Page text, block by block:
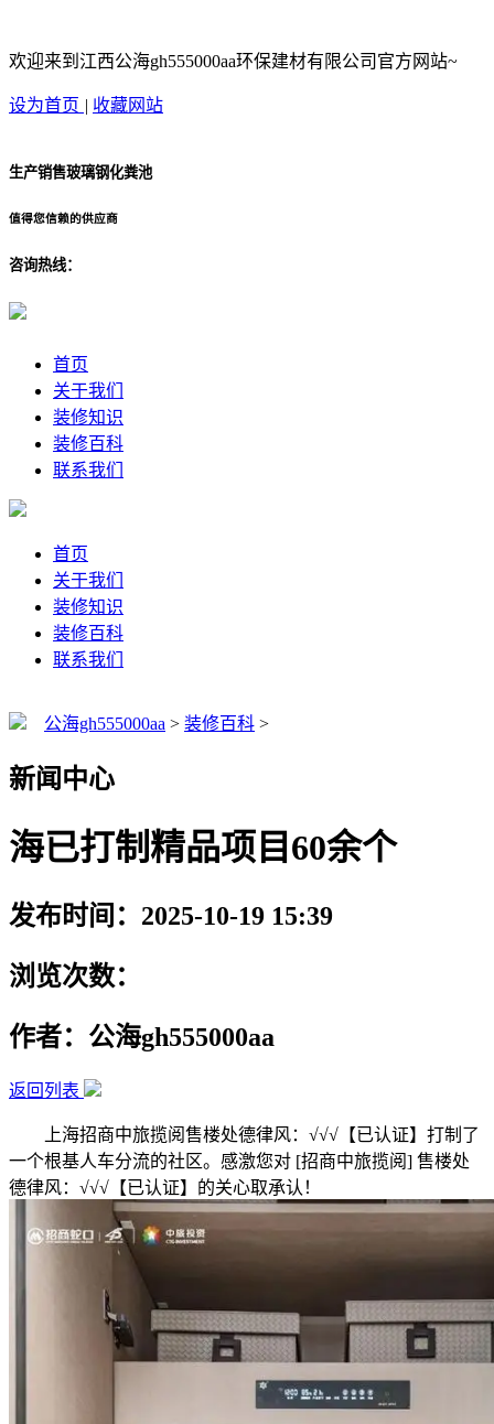
欢迎来到江西公海gh555000aa环保建材有限公司官方网站~
设为首页 | 收藏网站
生产销售玻璃钢化粪池
值得您信赖的供应商
咨询热线：
首页
关于我们
装修知识
装修百科
联系我们
首页
关于我们
装修知识
装修百科
联系我们
公海gh555000aa > 装修百科 >
新闻中心
海已打制精品项目60余个
发布时间：2025-10-19 15:39
浏览次数：
作者：公海gh555000aa
返回列表
上海招商中旅揽阅售楼处德律风：√√√【已认证】打制了
一个根基人车分流的社区。感激您对 [招商中旅揽阅] 售楼处
德律风：√√√【已认证】的关心取承认！